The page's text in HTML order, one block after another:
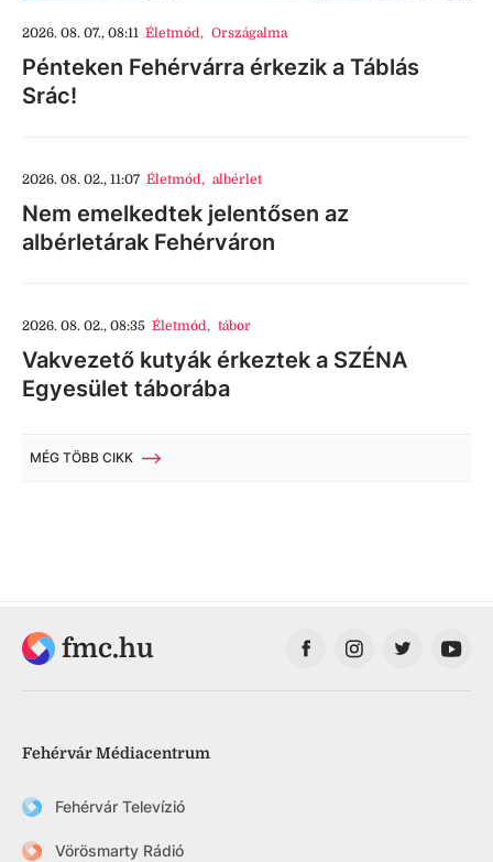
2026. 08. 07., 08:11 Életmód, Országalma
Pénteken Fehérvárra érkezik a Táblás
Srác!
2026. 08. 02., 11:07 Életmód, albérlet
Nem emelkedtek jelentősen az
albérletárak Fehérváron
2026. 08. 02., 08:35 Életmód, tábor
Vakvezető kutyák érkeztek a SZÉNA
Egyesület táborába
MÉG TÖBB CIKK
fmc.hu
Fehérvár Médiacentrum
Fehérvár Televízió
Vörösmarty Rádió